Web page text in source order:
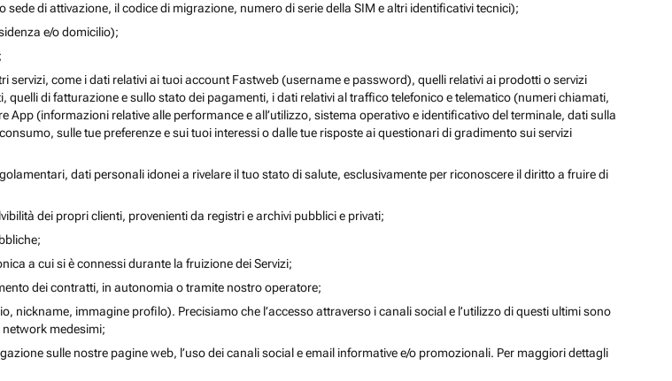
di attivazione, il codice di migrazione, numero di serie della SIM e altri identificativi tecnici);
e/o domicilio);
come i dati relativi ai tuoi account Fastweb (username e password), quelli relativi ai prodotti o servizi
di fatturazione e sullo stato dei pagamenti, i dati relativi al traffico telefonico e telematico (numeri chiamati,
App (informazioni relative alle performance e all’utilizzo, sistema operativo e identificativo del terminale, dati sulla
sulle tue preferenze e sui tuoi interessi o dalle tue risposte ai questionari di gradimento sui servizi
dati personali idonei a rivelare il tuo stato di salute, esclusivamente per riconoscere il diritto a fruire di
dei propri clienti, provenienti da registri e archivi pubblici e privati;
a cui si è connessi durante la fruizione dei Servizi;
dei contratti, in autonomia o tramite nostro operatore;
nickname, immagine profilo). Precisiamo che l’accesso attraverso i canali social e l’utilizzo di questi ultimi sono
medesimi;
sulle nostre pagine web, l’uso dei canali social e email informative e/o promozionali. Per maggiori dettagli